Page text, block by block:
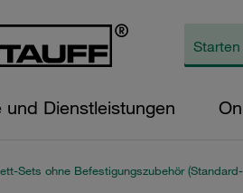
und Dienstleistungen
Sets ohne Befestigungszubehör